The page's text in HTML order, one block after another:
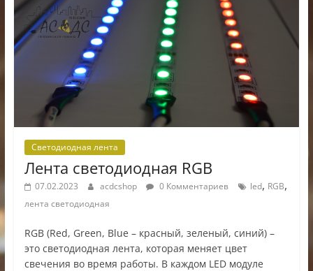
Светодиодная лента
Лента светодиодная RGB
07.02.2023 acdcshop 0 Комментариев led, RGB,
лента светодиодная
RGB (Red, Green, Blue – красный, зеленый, синий) –
это светодиодная лента, которая меняет цвет
свечения во время работы. В каждом LED модуле